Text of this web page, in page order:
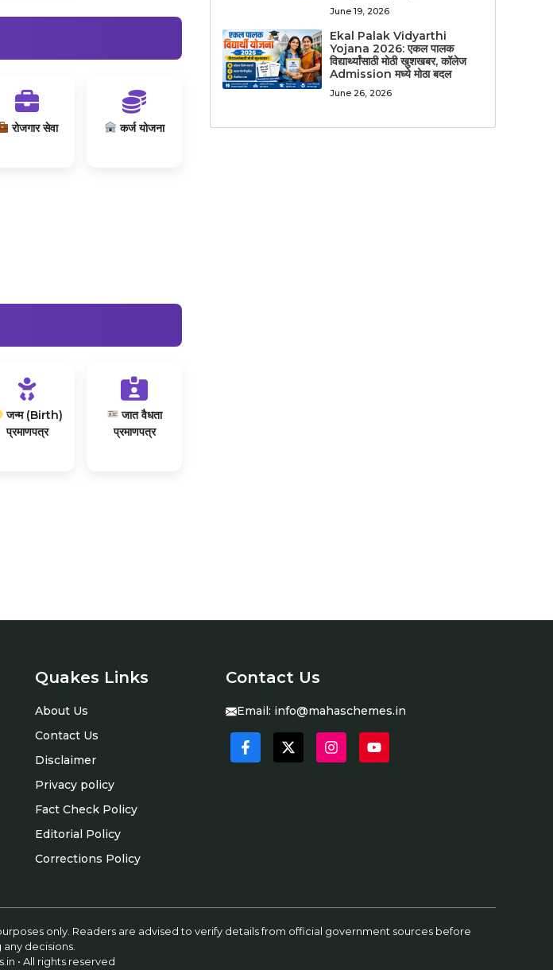
रोजगार सेवा कर्ज योजना
जन्म (Birth)
प्रमाणपत्र
जात वैधता
प्रमाणपत्र
June 19, 2026
Ekal Palak Vidyarthi
Yojana 2026: एकल पालक
विद्यार्थ्यांसाठी मोठी खुशखबर, कॉलेज
Admission मध्ये मोठा बदल
June 26, 2026
Quakes Links
About Us
Contact Us
Disclaimer
Privacy policy
Fact Check Policy
Editorial Policy
Corrections Policy
Contact Us
Email: info@mahaschemes.in
only. Readers are advised to verify details from official government sources before
decisions.
• All rights reserved